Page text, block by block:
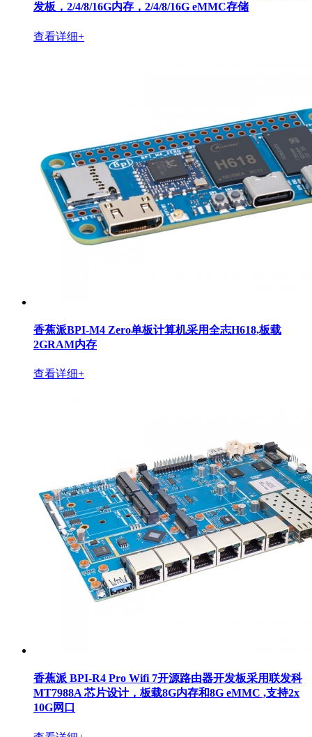
发板，2/4/8/16G内存，2/4/8/16G eMMC存储
查看详细+
香蕉派BPI-M4 Zero单板计算机采用全志H618,板载
2GRAM内存
查看详细+
香蕉派 BPI-R4 Pro Wifi 7开源路由器开发板采用联发科
MT7988A 芯片设计，板载8G内存和8G eMMC ,支持2x
10G网口